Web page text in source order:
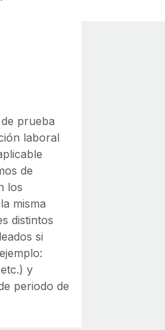
prueba
laboral
de
los
misma
distintos
si
y
periodo de